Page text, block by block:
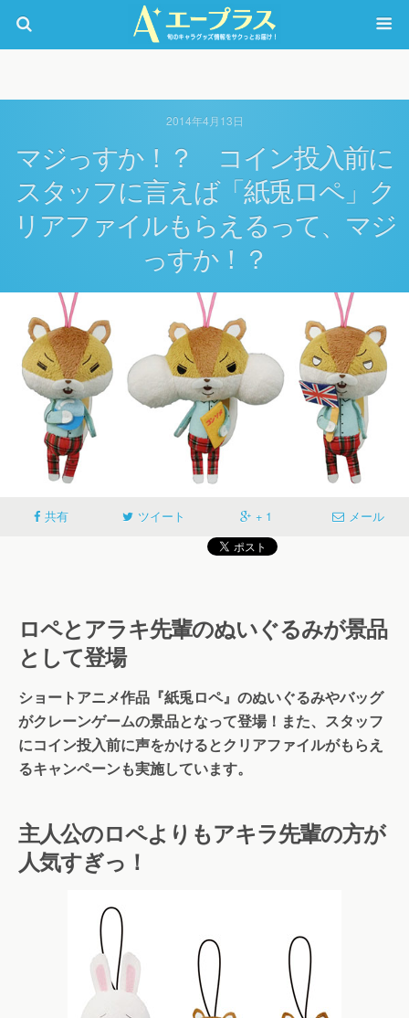
2014年4月13日
マジっすか！？ コイン投入前に
スタッフに言えば「紙兎ロペ」ク
リアファイルもらえるって、マジ
っすか！？
共有 ツイート + 1 メール
ロペとアラキ先輩のぬいぐるみが景品
として登場
ショートアニメ作品『紙兎ロペ』のぬいぐるみやバッグ
がクレーンゲームの景品となって登場！また、スタッフ
にコイン投入前に声をかけるとクリアファイルがもらえ
るキャンペーンも実施しています。
主人公のロペよりもアキラ先輩の方が
人気すぎっ！